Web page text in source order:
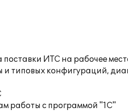
ИТС на рабочее
типовых конфигураций,
работы с программой "1С"